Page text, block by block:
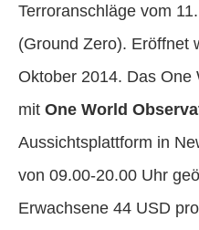
Terroranschläge vom
(Ground Zero). Eröffnet
Oktober 2014. Das One
mit One World
Aussichtsplattform in
von 09.00-20.00 Uhr
Erwachsene 44 USD